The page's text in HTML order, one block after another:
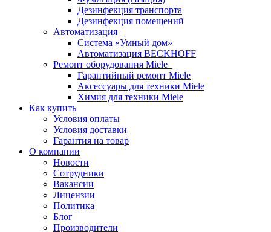
Дезинфекция транспорта
Дезинфекция помещений
Автоматизация
Система «Умный дом»
Автоматизация BECKHOFF
Ремонт оборудования Miele
Гарантийный ремонт Miele
Аксессуары для техники Miele
Химия для техники Miele
Как купить
Условия оплаты
Условия доставки
Гарантия на товар
О компании
Новости
Сотрудники
Вакансии
Лицензии
Политика
Блог
Производители